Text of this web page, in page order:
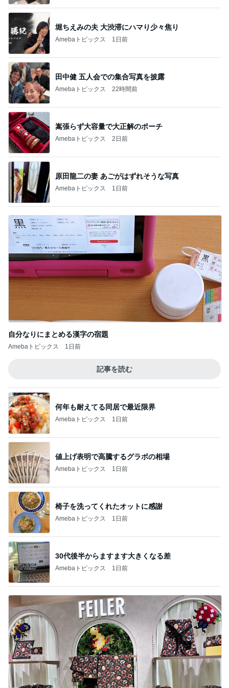
堀ちえみの夫 大渋滞にハマり少々焦り
Amebaトピックス 1日前
田中健 五人会での集合写真を披露
Amebaトピックス 22時間前
嵩張らず大容量で大正解のポーチ
Amebaトピックス 2日前
原田龍二の妻 あごがはずれそうな写真
Amebaトピックス 1日前
自分なりにまとめる漢字の宿題
Amebaトピックス 1日前
記事を読む
何年も耐えてる同居で最近限界
Amebaトピックス 1日前
値上げ表明で高騰するグラボの相場
Amebaトピックス 1日前
椅子を洗ってくれたオットに感謝
Amebaトピックス 1日前
30代後半からますます大きくなる差
Amebaトピックス 1日前